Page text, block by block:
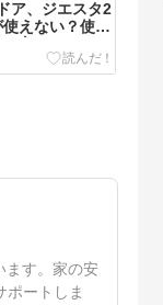
ア、ジエスタ2
えない？使え
方はある？
ます。家の安
ポートしま